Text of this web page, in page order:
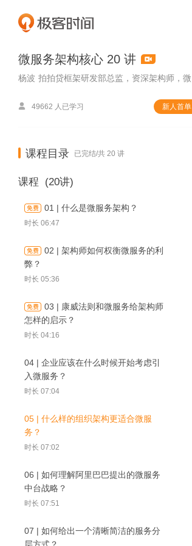
微服务架构核心 20 讲
杨波
 49662 人已学习 新⼈⾸单
课程目录 已完结/共 20 讲
课程 (20讲)
01 | 什么是微服务架构？
时长 06:47
02 | 架构师如何权衡微服务的利
弊？
时长 05:36
03 | 康威法则和微服务给架构师
怎样的启示？
时长 04:16
04 | 企业应该在什么时候开始考虑引
入微服务？
时长 07:04
05 | 什么样的组织架构更适合微服
务？
时长 07:02
06 | 如何理解阿里巴巴提出的微服务
中台战略？
时长 07:51
07 | 如何给出一个清晰简洁的服务分
02 | 架构师如何权衡微